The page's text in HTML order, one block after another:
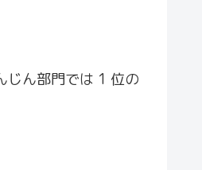
じん部門では 1 位の